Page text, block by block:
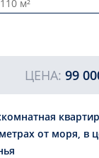
110 м²
ЦЕНА: 99
от моря, в